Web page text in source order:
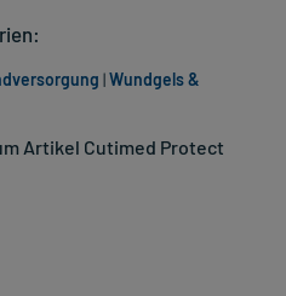
Artikel Cutimed Protect
|Wundgels &